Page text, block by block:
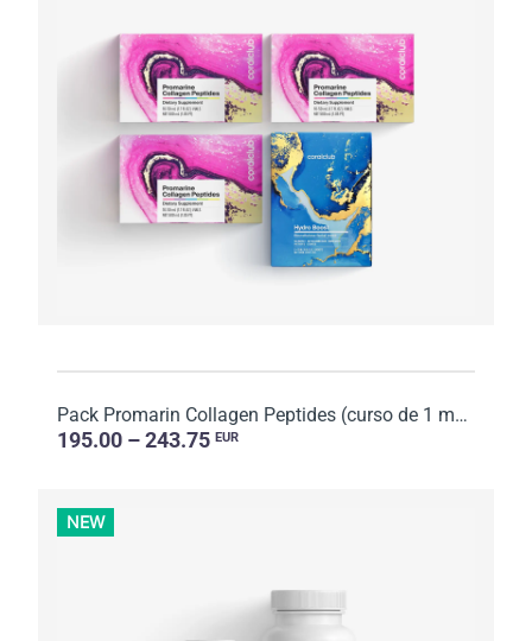
Pack Promarin Collagen Peptides (curso de 1 mes) y mascarillas faciales de biocelulosa Hydro Boost (...
195.00 – 243.75 EUR
NEW